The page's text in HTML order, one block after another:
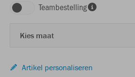
Teambestelling
Kies maat
Artikel personaliseren